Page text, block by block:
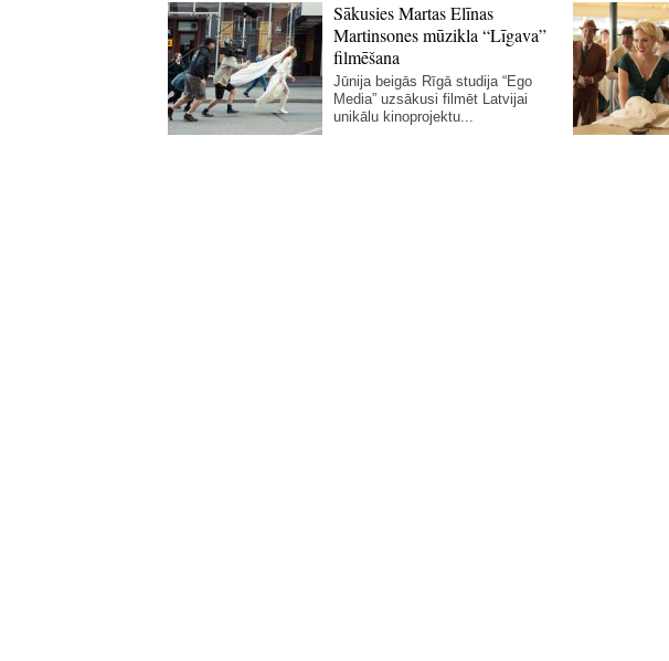
Sākusies Martas Elīnas
Martinsones mūzikla “Līgava”
filmēšana
Jūnija beigās Rīgā studija “Ego
Media” uzsākusi filmēt Latvijai
unikālu kinoprojektu...